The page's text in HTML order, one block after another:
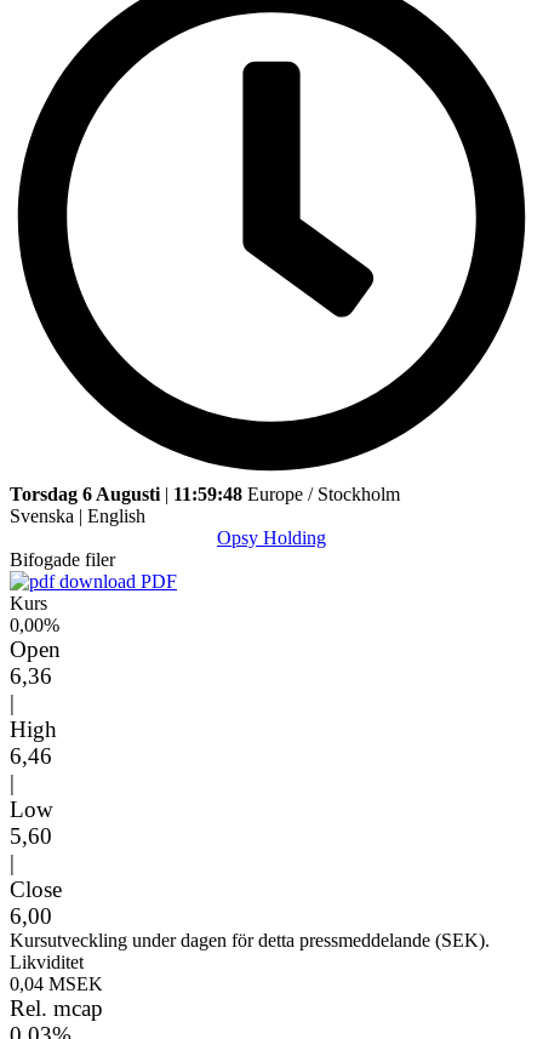
Torsdag 6 Augusti | 11:59:48 Europe / Stockholm
Svenska | English
Opsy Holding
Bifogade filer
PDF
Kurs
0,00%
Open
6,36
|
High
6,46
|
Low
5,60
|
Close
6,00
Kursutveckling under dagen för detta pressmeddelande (SEK).
Likviditet
0,04 MSEK
Rel. mcap